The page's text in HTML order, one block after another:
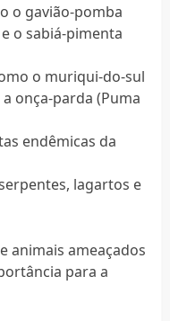
o gavião-pomba
o sabiá-pimenta
o muriqui-do-sul
onça-parda (Puma
endêmicas da
lagartos e
animais ameaçados
para a